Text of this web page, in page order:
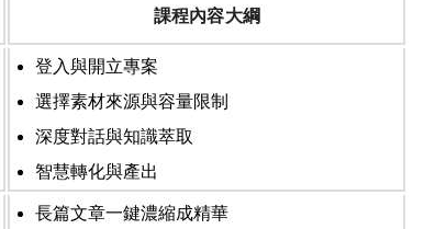
課程內容大綱
登入與開立專案
選擇素材來源與容量限制
深度對話與知識萃取
智慧轉化與產出
長篇文章一鍵濃縮成精華